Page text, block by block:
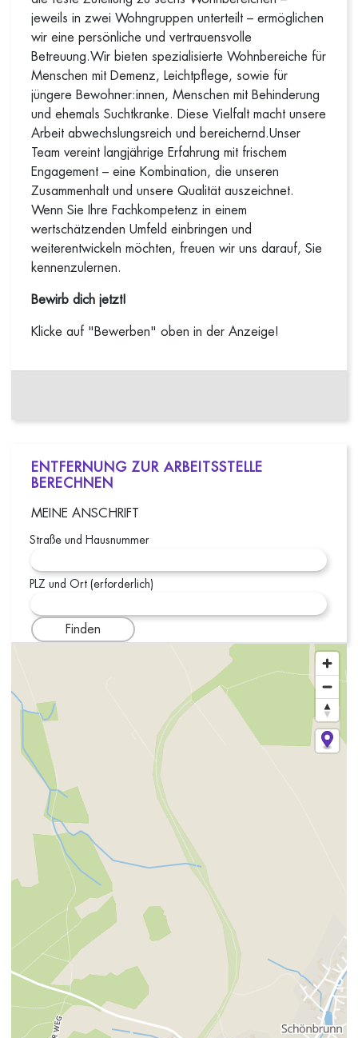
jeweils in zwei Wohngruppen unterteilt – ermöglichen
wir eine persönliche und vertrauensvolle
Betreuung.Wir bieten spezialisierte Wohnbereiche für
Menschen mit Demenz, Leichtpflege, sowie für
jüngere Bewohner:innen, Menschen mit Behinderung
und ehemals Suchtkranke. Diese Vielfalt macht unsere
Arbeit abwechslungsreich und bereichernd.Unser
Team vereint langjährige Erfahrung mit frischem
Engagement – eine Kombination, die unseren
Zusammenhalt und unsere Qualität auszeichnet.
Wenn Sie Ihre Fachkompetenz in einem
wertschätzenden Umfeld einbringen und
weiterentwickeln möchten, freuen wir uns darauf, Sie
kennenzulernen.
Bewirb dich jetzt!
Klicke auf "Bewerben" oben in der Anzeige!
ENTFERNUNG ZUR ARBEITSSTELLE
BERECHNEN
MEINE ANSCHRIFT
Straße und Hausnummer
PLZ und Ort (erforderlich)
Finden